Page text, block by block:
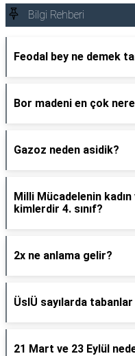
Bilgi Rehberi
Feodal bey ne demek
Bor madeni en çok
Gazoz neden asidik?
Milli Mücadelenin
kimlerdir 4. sınıf?
2x ne anlama gelir?
ÜslÜ sayılarda tabanlar
21 Mart ve 23 Eylül